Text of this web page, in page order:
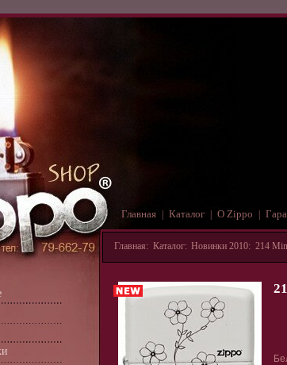
Главная Каталог О Zippo
Главная: Каталог: Новинки 2010: 214